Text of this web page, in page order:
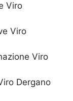
Viro
Viro
Viro
Dergano